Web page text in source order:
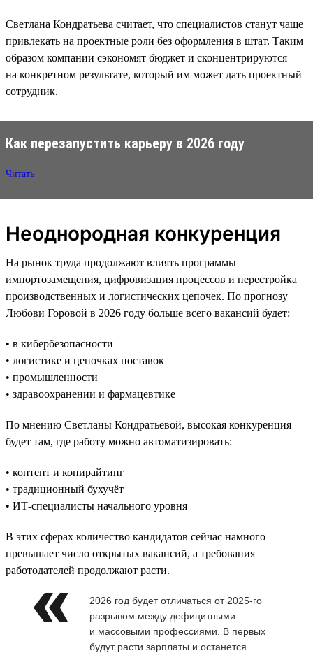
Светлана Кондратьева считает, что специалистов станут чаще
привлекать на проектные роли без оформления в штат. Таким
образом компании сэкономят бюджет и сконцентрируются
на конкретном результате, который им может дать проектный
сотрудник.
Как перезапустить карьеру в 2026 году
Читать
Неоднородная конкуренция
На рынок труда продолжают влиять программы
импортозамещения, цифровизация процессов и перестройка
производственных и логистических цепочек. По прогнозу
Любови Горовой в 2026 году больше всего вакансий будет:
• в кибербезопасности
• логистике и цепочках поставок
• промышленности
• здравоохранении и фармацевтике
По мнению Светланы Кондратьевой, высокая конкуренция
будет там, где работу можно автоматизировать:
• контент и копирайтинг
• традиционный бухучёт
• ИТ-специалисты начального уровня
В этих сферах количество кандидатов сейчас намного
превышает число открытых вакансий, а требования
работодателей продолжают расти.
2026 год будет отличаться от 2025-го
разрывом между дефицитными
и массовыми профессиями. В первых
будут расти зарплаты и останется